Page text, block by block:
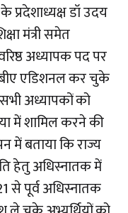
प्रदेशाध्यक्ष डॉ उदय
मंत्री समेत
अध्यापक पद पर
बीए एडिशनल कर चुके
अध्यापकों को
में शामिल करने की
में बताया कि राज्य
हेतु अधिस्नातक में
से पूर्व अधिस्नातक